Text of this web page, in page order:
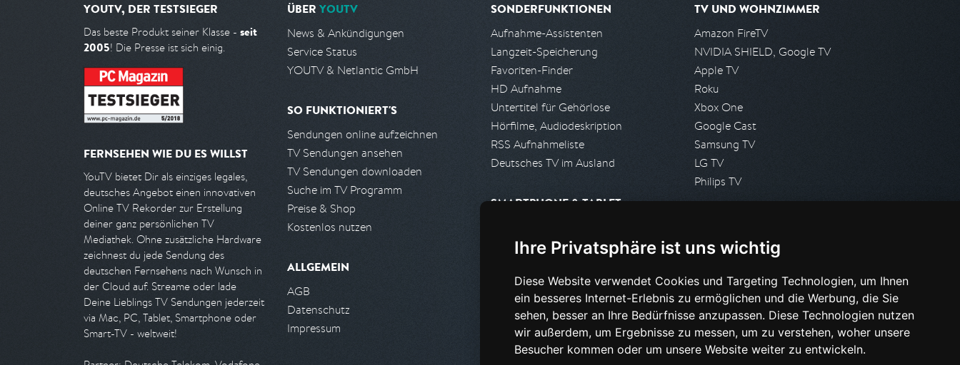
Ihre Privatsphäre ist uns wichtig
Diese Website verwendet Cookies und Targeting Technologien, um Ihnen
ein besseres Internet-Erlebnis zu ermöglichen und die Werbung, die Sie
sehen, besser an Ihre Bedürfnisse anzupassen. Diese Technologien nutzen
wir außerdem, um Ergebnisse zu messen, um zu verstehen, woher unsere
Besucher kommen oder um unsere Website weiter zu entwickeln.
YOUTV, DER TESTSIEGER
Das beste Produkt seiner Klasse - seit
2005! Die Presse ist sich einig.
FERNSEHEN WIE DU ES WILLST
YouTV bietet Dir als einziges legales,
deutsches Angebot einen innovativen
Online TV Rekorder zur Erstellung
deiner ganz persönlichen TV
Mediathek. Ohne zusätzliche Hardware
zeichnest du jede Sendung des
deutschen Fernsehens nach Wunsch in
der Cloud auf. Streame oder lade
Deine Lieblings TV Sendungen jederzeit
via Mac, PC, Tablet, Smartphone oder
Smart-TV - weltweit!
ÜBER YOUTV
News & Ankündigungen
Service Status
YOUTV & Netlantic GmbH
SO FUNKTIONIERT'S
Sendungen online aufzeichnen
TV Sendungen ansehen
TV Sendungen downloaden
Suche im TV Programm
Preise & Shop
Kostenlos nutzen
ALLGEMEIN
AGB
Datenschutz
Impressum
SONDERFUNKTIONEN
Aufnahme-Assistenten
Langzeit-Speicherung
Favoriten-Finder
HD Aufnahme
Untertitel für Gehörlose
Hörfilme, Audiodeskription
RSS Aufnahmeliste
Deutsches TV im Ausland
SMARTPHONE & TABLET
Android App
PARTNER
Partnerliste
Partner werden
TV UND WOHNZIMMER
Amazon FireTV
NVIDIA SHIELD, Google TV
Apple TV
Roku
Xbox One
Google Cast
Samsung TV
LG TV
Philips TV
Presseanfrage stellen
HILFE & SUPPORT
Häufig gestellte Fragen
Anfrage stellen